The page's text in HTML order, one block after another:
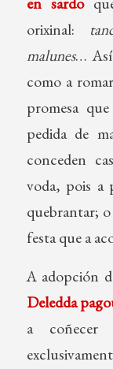
orixinal:
malunes… Así
como a
promesa
pedida de
conceden
voda, pois a
quebrantar;
festa que a
A adopción
Deledda
a